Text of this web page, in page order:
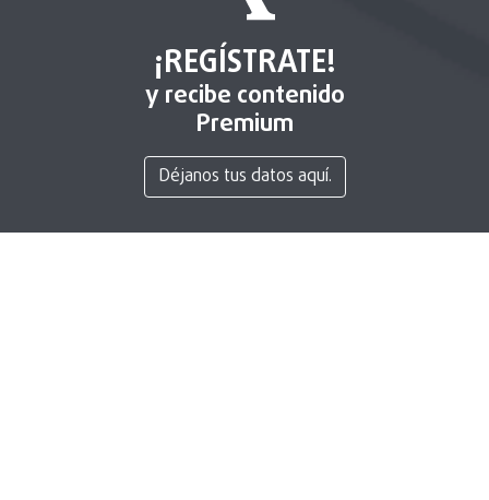
¡REGÍSTRATE!
y recibe contenido
Premium
Déjanos tus datos aquí.